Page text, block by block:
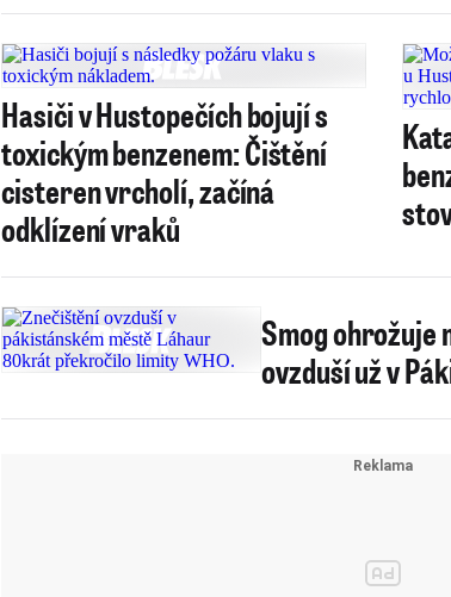
Hasiči v Hustopečích bojují s
toxickým benzenem: Čištění
cisteren vrcholí, začíná
odklízení vraků
Smog ohrožuje
ovzduší už v